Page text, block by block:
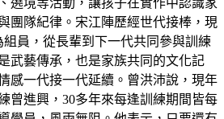
團隊紀律。宋江陣歷經世代接棒，現
員，從長輩到下一代共同參與訓練
武藝傳承，也是家族共同的文化記
感一代接一代延續。曾洪沛說，現年
曾進興，30多年來每逢訓練期間皆每